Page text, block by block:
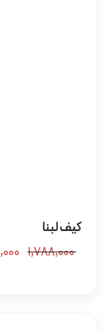
کیف لبنا
۱,۷۸۸,۰۰۰